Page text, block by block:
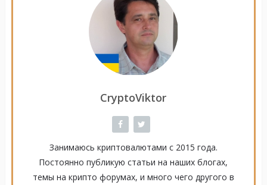
CryptoViktor
Занимаюсь криптовалютами с 2015 года.
Постоянно публикую статьи на наших блогах,
темы на крипто форумах, и много чего другого в